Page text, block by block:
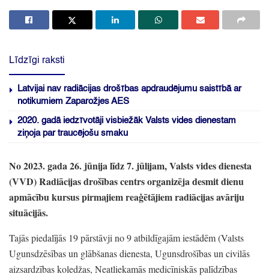
Līdzīgi raksti
Latvijai nav radiācijas drošības apdraudējumu saistībā ar
notikumiem Zaparožjes AES
2020. gadā iedzīvotāji visbiežāk Valsts vides dienestam
ziņoja par traucējošu smaku
No 2023.gada 26. jūnija līdz 7. jūlijam,Valsts vides dienesta
(VVD)Radiācijas drošības centrs organizēja desmit dienu
apmācību kursus pirmajiem reaģētājiem radiācijas avāriju
situācijās.
Tajās piedalījās 19 pārstāvji no 9 atbildīgajām iestādēm(Valsts
Ugunsdzēsības un glābšanas dienesta, Ugunsdrošības un civilās
aizsardzības koledžas, Neatliekamās medicīniskās palīdzības